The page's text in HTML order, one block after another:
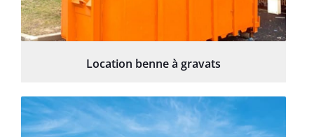
Location benne à gravats